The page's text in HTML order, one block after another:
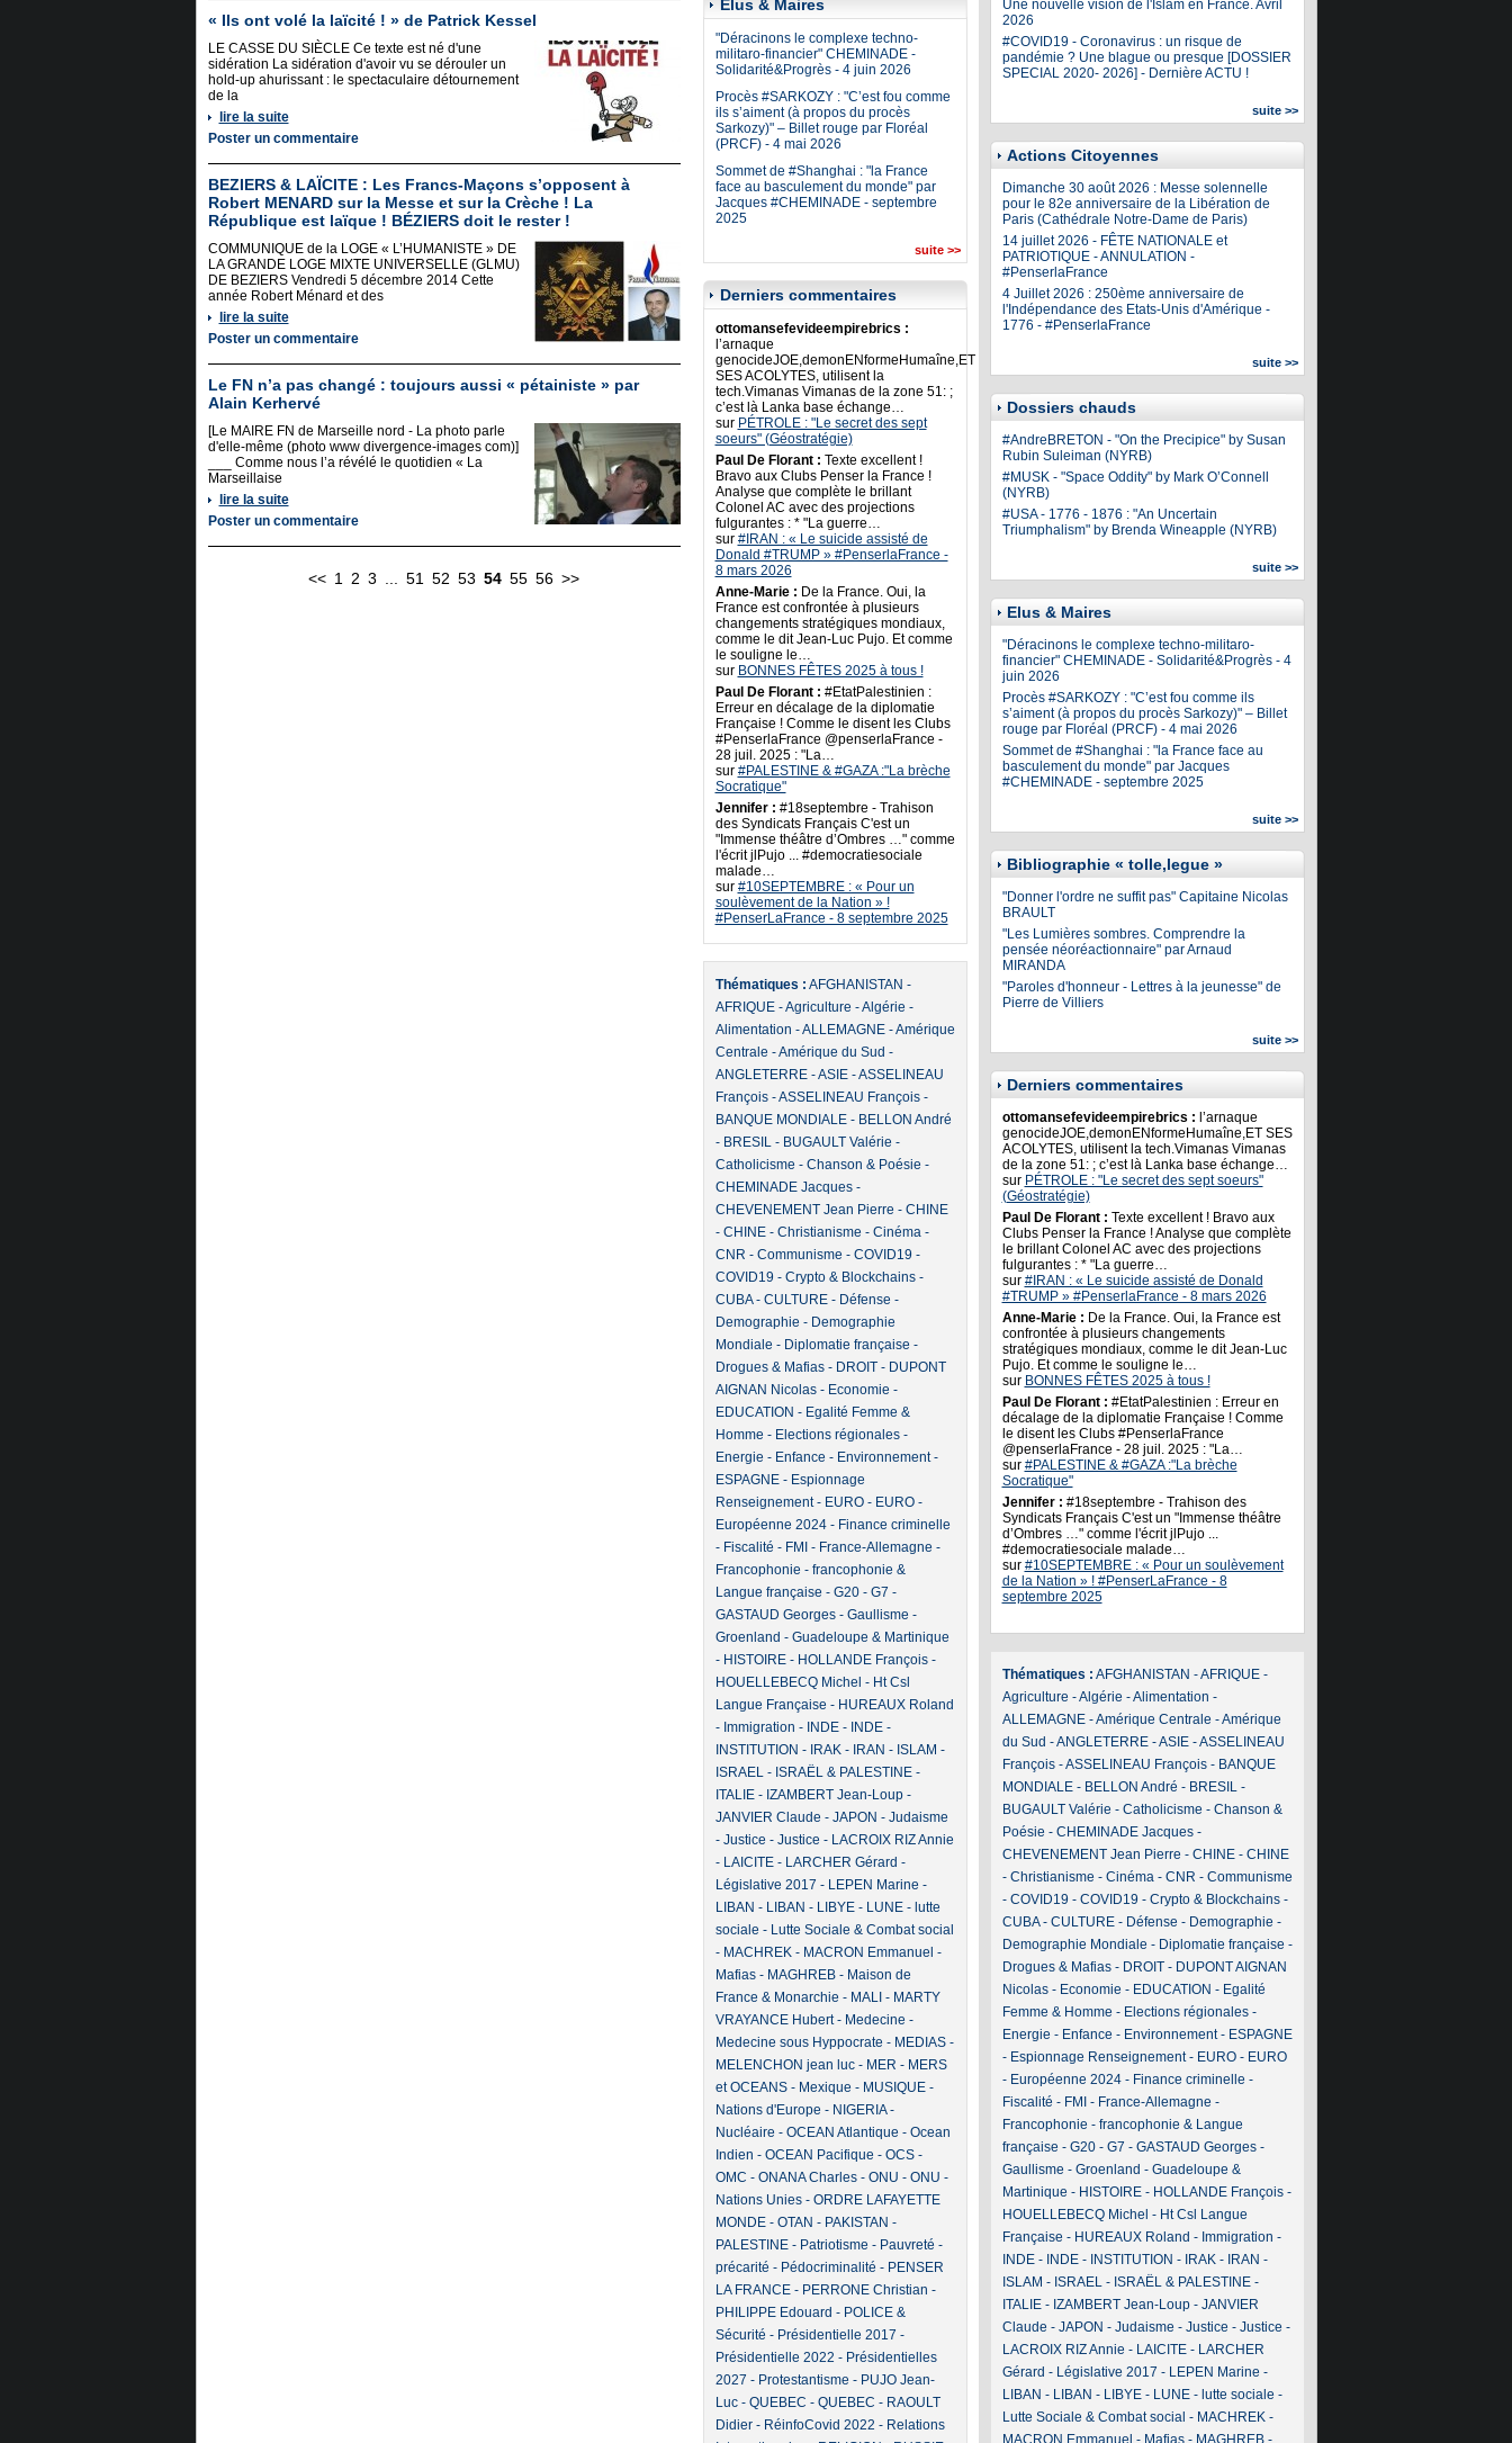
« Ils ont volé la laïcité ! » de Patrick Kessel
LE CASSE DU SIÈCLE Ce texte est né d'une
sidération La sidération d'avoir vu se dérouler un
hold-up ahurissant : le spectaculaire détournement
de la
lire la suite
Poster un commentaire
BEZIERS & LAÏCITE : Les Francs-Maçons s’opposent à
Robert MENARD sur la Messe et sur la Crèche ! La
République est laïque ! BÉZIERS doit le rester !
COMMUNIQUE de la LOGE « L’HUMANISTE » DE
LA GRANDE LOGE MIXTE UNIVERSELLE (GLMU)
DE BEZIERS Vendredi 5 décembre 2014 Cette
année Robert Ménard et des
lire la suite
Poster un commentaire
Le FN n’a pas changé : toujours aussi « pétainiste » par
Alain Kerhervé
[Le MAIRE FN de Marseille nord - La photo parle
d'elle-même (photo www divergence-images com)]
___ Comme nous l’a révélé le quotidien « La
Marseillaise
lire la suite
Poster un commentaire
<< 1 2 3 51 52 53 54 55 56 >>
Elus & Maires
"Déracinons le complexe techno-
militaro-financier" CHEMINADE -
Solidarité&Progrès - 4 juin 2026
Procès #SARKOZY : "C’est fou comme
ils s’aiment (à propos du procès
Sarkozy)" – Billet rouge par Floréal
(PRCF) - 4 mai 2026
Sommet de #Shanghai : "la France
face au basculement du monde" par
Jacques #CHEMINADE - septembre
2025
suite >>
Derniers commentaires
ottomansefevideempirebrics :
l’arnaque
genocideJOE,demonENformeHumaîne,ET
SES ACOLYTES, utilisent la
tech.Vimanas Vimanas de la zone 51: ;
c’est là Lanka base échange…
sur PÉTROLE : "Le secret des sept
soeurs" (Géostratégie)
Paul De Florant : Texte excellent !
Bravo aux Clubs Penser la France !
Analyse que complète le brillant
Colonel AC avec des projections
fulgurantes : * "La guerre…
sur #IRAN : « Le suicide assisté de
Donald #TRUMP » #PenserlaFrance -
8 mars 2026
Anne-Marie : De la France. Oui, la
France est confrontée à plusieurs
changements stratégiques mondiaux,
comme le dit Jean-Luc Pujo. Et comme
le souligne le…
sur BONNES FÊTES 2025 à tous !
Paul De Florant : #EtatPalestinien :
Erreur en décalage de la diplomatie
Française ! Comme le disent les Clubs
#PenserlaFrance @penserlaFrance -
28 juil. 2025 : "La…
sur #PALESTINE & #GAZA :"La brèche
Socratique"
Jennifer : #18septembre - Trahison
des Syndicats Français C'est un
"Immense théâtre d’Ombres …" comme
l'écrit jlPujo ... #democratiesociale
malade…
sur #10SEPTEMBRE : « Pour un
soulèvement de la Nation » !
#PenserLaFrance - 8 septembre 2025
Thématiques : AFGHANISTAN -
AFRIQUE-Agriculture -Algérie -
Alimentation -ALLEMAGNE-Amérique
Centrale -Amérique du Sud -
ANGLETERRE-ASIE-ASSELINEAU
François-ASSELINEAU François-
BANQUE MONDIALE- BELLON André
- BRESIL- BUGAULT Valérie -
Catholicisme - Chanson & Poésie -
CHEMINADE Jacques-
CHEVENEMENT Jean Pierre - CHINE
- CHINE- Christianisme - Cinéma-
CNR - Communisme - COVID19 -
COVID19 - Crypto & Blockchains-
CUBA- CULTURE- Défense -
Demographie - Demographie
Mondiale - Diplomatie française -
Drogues & Mafias- DROIT- DUPONT
AIGNAN Nicolas- Economie -
EDUCATION - Egalité Femme &
Homme - Elections régionales-
Energie - Enfance - Environnement-
ESPAGNE- Espionnage
Renseignement- EURO- EURO-
Européenne 2024- Finance criminelle
- Fiscalité - FMI - France-Allemagne -
Francophonie - francophonie &
Langue française - G20- G7 -
GASTAUD Georges- Gaullisme -
Groenland - Guadeloupe & Martinique
- HISTOIRE- HOLLANDE François-
HOUELLEBECQ Michel - Ht Csl
Langue Française - HUREAUX Roland
- Immigration - INDE- INDE-
INSTITUTION - IRAK- IRAN - ISLAM -
ISRAEL- ISRAËL & PALESTINE-
ITALIE- IZAMBERT Jean-Loup-
JANVIER Claude - JAPON - Judaisme
- Justice - Justice - LACROIX RIZ Annie
- LAICITE- LARCHER Gérard -
Législative 2017 - LEPEN Marine -
LIBAN - LIBAN - LIBYE- LUNE- lutte
sociale - Lutte Sociale & Combat social
- MACHREK- MACRON Emmanuel -
Mafias- MAGHREB- Maison de
France & Monarchie - MALI - MARTY
VRAYANCE Hubert- Medecine -
Medecine sous Hyppocrate - MEDIAS-
MELENCHON jean luc- MER - MERS
et OCEANS- Mexique - MUSIQUE-
Nations d'Europe - NIGERIA-
Nucléaire - OCEAN Atlantique - Ocean
Indien - OCEAN Pacifique - OCS-
OMC - ONANA Charles- ONU - ONU -
Nations Unies- ORDRE LAFAYETTE
MONDE- OTAN - PAKISTAN -
PALESTINE- Patriotisme - Pauvreté -
précarité - Pédocriminalité - PENSER
LA FRANCE- PERRONE Christian -
PHILIPPE Edouard - POLICE &
Sécurité - Présidentielle 2017 -
Présidentielle 2022 - Présidentielles
2027 - Protestantisme - PUJO Jean-
Luc- QUEBEC - QUEBEC - RAOULT
Didier- RéinfoCovid 2022 - Relations
Une nouvelle vision de l'Islam en France. Avril
2026
#COVID19 - Coronavirus : un risque de
pandémie ? Une blague ou presque [DOSSIER
SPECIAL 2020- 2026] - Dernière ACTU !
suite >>
Actions Citoyennes
Dimanche 30 août 2026 : Messe solennelle
pour le 82e anniversaire de la Libération de
Paris (Cathédrale Notre-Dame de Paris)
14 juillet 2026 - FÊTE NATIONALE et
PATRIOTIQUE - ANNULATION -
#PenserlaFrance
4 Juillet 2026 : 250ème anniversaire de
l'Indépendance des Etats-Unis d'Amérique -
1776 - #PenserlaFrance
suite >>
Dossiers chauds
#AndreBRETON - "On the Precipice" by Susan
Rubin Suleiman (NYRB)
#MUSK - "Space Oddity" by Mark O’Connell
(NYRB)
#USA - 1776 - 1876 : "An Uncertain
Triumphalism" by Brenda Wineapple (NYRB)
suite >>
Elus & Maires
"Déracinons le complexe techno-militaro-
financier" CHEMINADE - Solidarité&Progrès - 4
juin 2026
Procès #SARKOZY : "C’est fou comme ils
s’aiment (à propos du procès Sarkozy)" – Billet
rouge par Floréal (PRCF) - 4 mai 2026
Sommet de #Shanghai : "la France face au
basculement du monde" par Jacques
#CHEMINADE - septembre 2025
suite >>
Bibliographie « tolle,legue »
"Donner l'ordre ne suffit pas" Capitaine Nicolas
BRAULT
"Les Lumières sombres. Comprendre la
pensée néoréactionnaire" par Arnaud
MIRANDA
"Paroles d'honneur - Lettres à la jeunesse" de
Pierre de Villiers
suite >>
Derniers commentaires
ottomansefevideempirebrics : l’arnaque
genocideJOE,demonENformeHumaîne,ET SES
ACOLYTES, utilisent la tech.Vimanas Vimanas
de la zone 51: ; c’est là Lanka base échange…
sur PÉTROLE : "Le secret des sept soeurs"
(Géostratégie)
Paul De Florant : Texte excellent ! Bravo aux
Clubs Penser la France ! Analyse que complète
le brillant Colonel AC avec des projections
fulgurantes : * "La guerre…
sur #IRAN : « Le suicide assisté de Donald
#TRUMP » #PenserlaFrance - 8 mars 2026
Anne-Marie : De la France. Oui, la France est
confrontée à plusieurs changements
stratégiques mondiaux, comme le dit Jean-Luc
Pujo. Et comme le souligne le…
sur BONNES FÊTES 2025 à tous !
Paul De Florant : #EtatPalestinien : Erreur en
décalage de la diplomatie Française ! Comme
le disent les Clubs #PenserlaFrance
@penserlaFrance - 28 juil. 2025 : "La…
sur #PALESTINE & #GAZA :"La brèche
Socratique"
Jennifer : #18septembre - Trahison des
Syndicats Français C'est un "Immense théâtre
d’Ombres …" comme l'écrit jlPujo ...
#democratiesociale malade…
sur #10SEPTEMBRE : « Pour un soulèvement
de la Nation » ! #PenserLaFrance - 8
septembre 2025
Thématiques : AFGHANISTAN -AFRIQUE-
Agriculture -Algérie -Alimentation -
ALLEMAGNE-Amérique Centrale -Amérique
du Sud -ANGLETERRE-ASIE-ASSELINEAU
François-ASSELINEAU François- BANQUE
MONDIALE- BELLON André - BRESIL-
BUGAULT Valérie - Catholicisme - Chanson &
Poésie - CHEMINADE Jacques-
CHEVENEMENT Jean Pierre - CHINE- CHINE
- Christianisme - Cinéma- CNR - Communisme
- COVID19 - COVID19 - Crypto & Blockchains-
CUBA- CULTURE- Défense - Demographie -
Demographie Mondiale - Diplomatie française -
Drogues & Mafias- DROIT- DUPONT AIGNAN
Nicolas- Economie - EDUCATION - Egalité
Femme & Homme - Elections régionales-
Energie - Enfance - Environnement- ESPAGNE
- Espionnage Renseignement- EURO- EURO
- Européenne 2024- Finance criminelle -
Fiscalité - FMI - France-Allemagne -
Francophonie - francophonie & Langue
française - G20- G7 - GASTAUD Georges-
Gaullisme - Groenland - Guadeloupe &
Martinique - HISTOIRE- HOLLANDE François-
HOUELLEBECQ Michel - Ht Csl Langue
Française - HUREAUX Roland - Immigration -
INDE- INDE- INSTITUTION - IRAK- IRAN -
ISLAM - ISRAEL- ISRAËL & PALESTINE-
ITALIE- IZAMBERT Jean-Loup- JANVIER
Claude - JAPON - Judaisme - Justice - Justice -
LACROIX RIZ Annie - LAICITE- LARCHER
Gérard - Législative 2017 - LEPEN Marine -
LIBAN - LIBAN - LIBYE- LUNE- lutte sociale -
Lutte Sociale & Combat social - MACHREK-
MACRON Emmanuel - Mafias- MAGHREB-